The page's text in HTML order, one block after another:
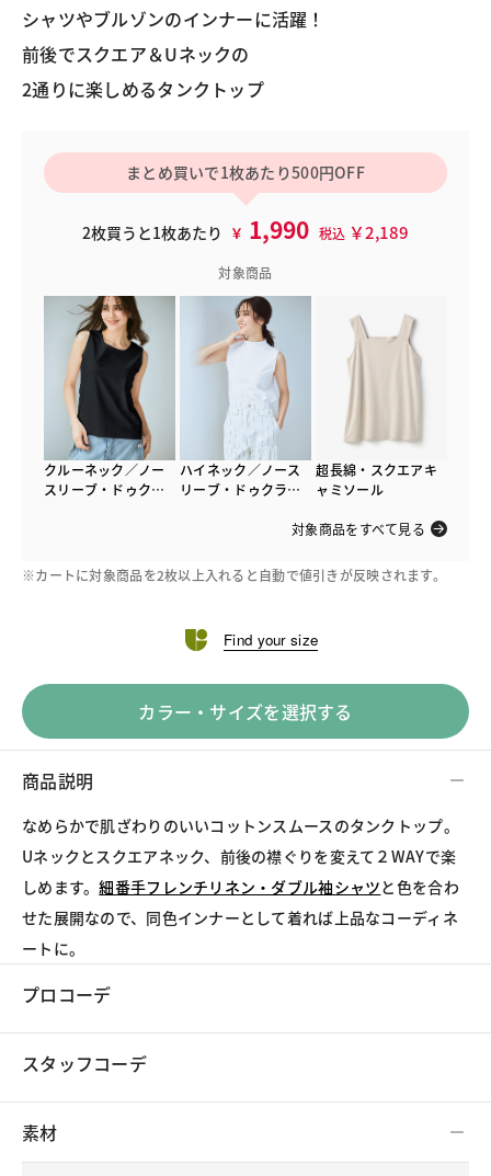
シャツやブルゾンのインナーに活躍！
前後でスクエア＆Uネックの
2通りに楽しめるタンクトップ
まとめ買いで1枚あたり500円OFF
2枚買うと1枚あたり ￥ 1,990 税込 ￥2,189
対象商品
クルーネック／ノー
スリーブ・ドゥクラ
ハイネック／ノース
リーブ・ドゥクラッ
超長綿・スクエアキ
ャミソール
対象商品をすべて見る
※カートに対象商品を2枚以上入れると自動で値引きが反映されます。
Find your size
カラー・サイズを選択する
商品説明
なめらかで肌ざわりのいいコットンスムースのタンクトップ。
Uネックとスクエアネック、前後の襟ぐりを変えて２WAYで楽
しめます。細番手フレンチリネン・ダブル袖シャツと色を合わ
せた展開なので、同色インナーとして着れば上品なコーディネ
ートに。
プロコーデ
スタッフコーデ
素材
LINE X